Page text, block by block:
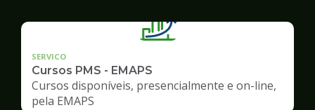
SERVICO
Cursos PMS - EMAPS
Cursos disponíveis, presencialmente e on-line,
pela EMAPS